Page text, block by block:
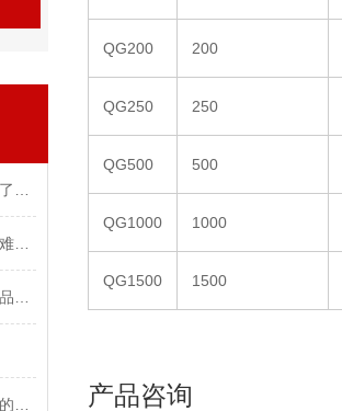
QG200 200
QG250 250
QG500 500
QG1000 1000
QG1500 1500
产品咨询